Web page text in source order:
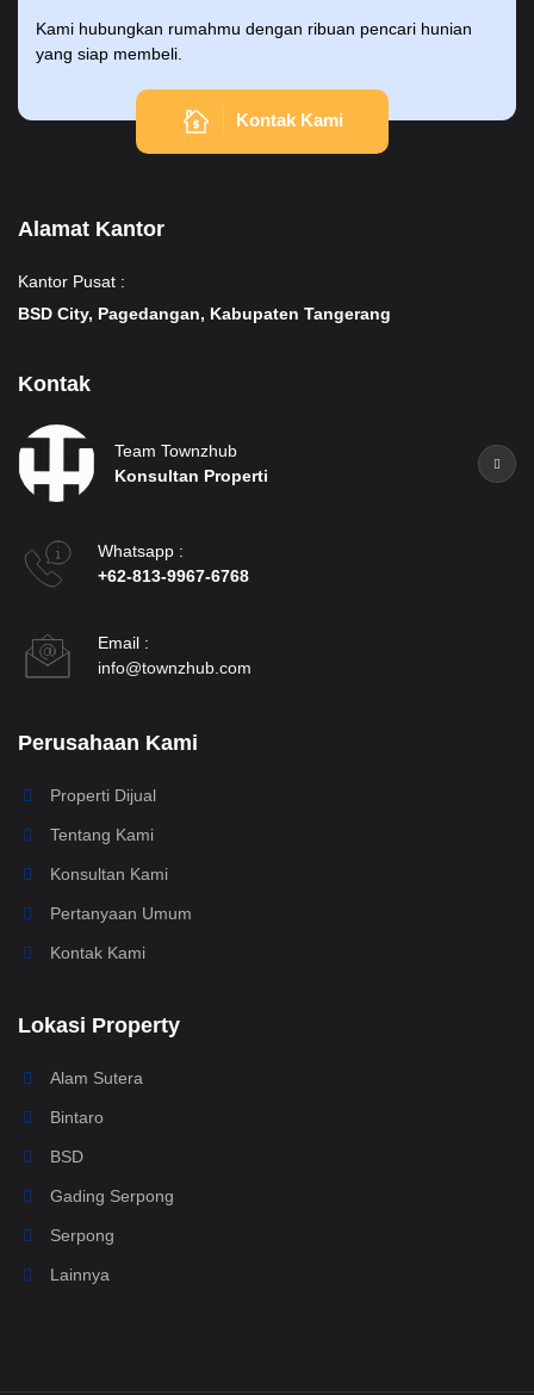
Kami hubungkan rumahmu dengan ribuan pencari hunian
yang siap membeli.
Kontak Kami
Alamat Kantor
Kantor Pusat :
BSD City, Pagedangan, Kabupaten Tangerang
Kontak
Team Townzhub
Konsultan Properti
Whatsapp :
+62-813-9967-6768
Email :
info@townzhub.com
Perusahaan Kami
Properti Dijual
Tentang Kami
Konsultan Kami
Pertanyaan Umum
Kontak Kami
Lokasi Property
Alam Sutera
Bintaro
BSD
Gading Serpong
Serpong
Lainnya